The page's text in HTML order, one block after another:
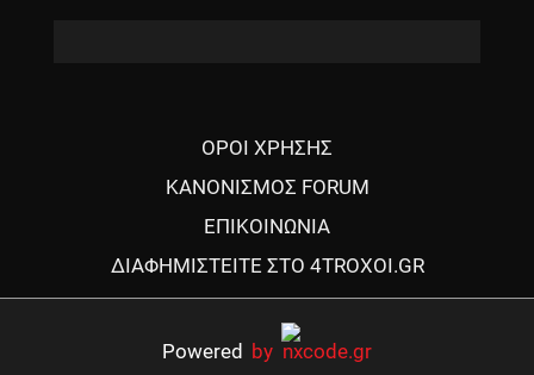
ΟΡΟΙ ΧΡΗΣΗΣ
ΚΑΝΟΝΙΣΜΟΣ FORUM
ΕΠΙΚΟΙΝΩΝΙΑ
ΔΙΑΦΗΜΙΣΤΕΙΤΕ ΣΤΟ 4TROXOI.GR
Powered by